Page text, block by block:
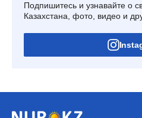
Подпишитесь и узнавайте о
Казахстана, фото, видео и